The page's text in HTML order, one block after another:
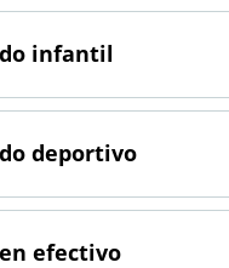
infantil
deportivo
efectivo